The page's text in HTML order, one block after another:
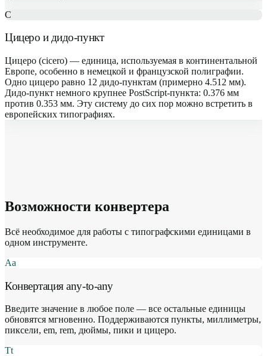
C
Цицеро и дидо-пункт
Цицеро (cicero) — единица, используемая в континентальной
Европе, особенно в немецкой и французской полиграфии.
Одно цицеро равно 12 дидо-пунктам (примерно 4.512 мм).
Дидо-пункт немного крупнее PostScript-пункта: 0.376 мм
против 0.353 мм. Эту систему до сих пор можно встретить в
европейских типографиях.
Возможности конвертера
Всё необходимое для работы с типографскими единицами в
одном инструменте.
Aa
Конвертация any-to-any
Введите значение в любое поле — все остальные единицы
обновятся мгновенно. Поддерживаются пункты, миллиметры,
пиксели, em, rem, дюймы, пики и цицеро.
Tt